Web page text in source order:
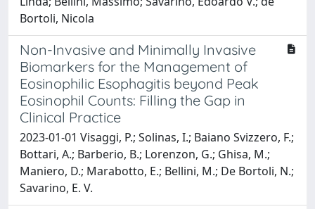
Bortoli, Nicola
Non-Invasive and Minimally Invasive
Biomarkers for the Management of
Eosinophilic Esophagitis beyond Peak
Eosinophil Counts: Filling the Gap in
Clinical Practice
2023-01-01 Visaggi, P.; Solinas, I.; Baiano Svizzero, F.;
Bottari, A.; Barberio, B.; Lorenzon, G.; Ghisa, M.;
Maniero, D.; Marabotto, E.; Bellini, M.; De Bortoli, N.;
Savarino, E. V.